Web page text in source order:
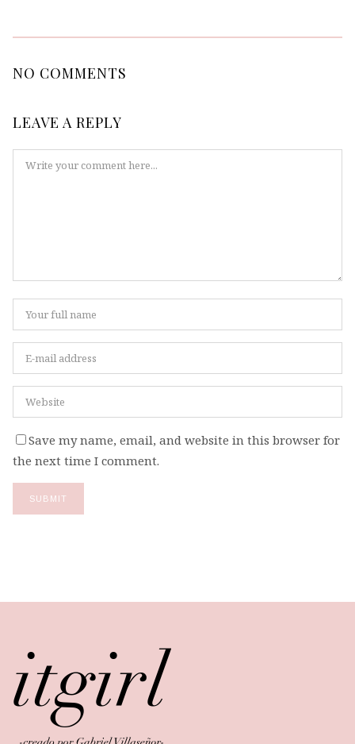
NO COMMENTS
LEAVE A REPLY
Save my name, email, and website in this browser for
the next time I comment.